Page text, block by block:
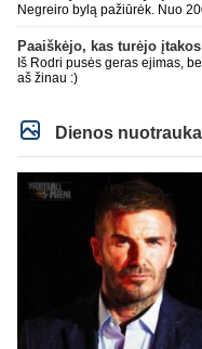
Negreiro bylą pažiūrėk. Nuo
Iš Rodri pusės geras ejimas,
aš žinau :)
Dienos nuotrauka